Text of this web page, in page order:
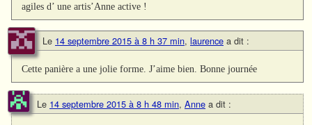
agiles d’ une artis’Anne active !
Le 14 septembre 2015 à 8 h 37 min, laurence a dit :
Cette panière a une jolie forme. J’aime bien. Bonne journée
Le 14 septembre 2015 à 8 h 48 min, Anne a dit :